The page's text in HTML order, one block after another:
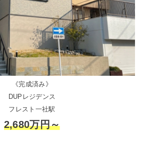
《完成済み》
DUPレジデンス
フレスト一社駅
2,680万円～